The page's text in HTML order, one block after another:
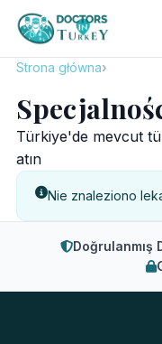
Strona główna
Türkiye'de mevcut
atın
Nie znaleziono
Doğrulanmış